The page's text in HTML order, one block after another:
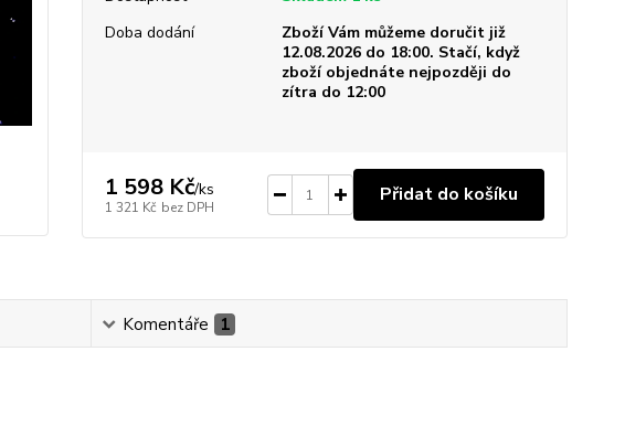
Doba dodání
Zboží Vám můžeme doručit již
12.08.2026 do 18:00. Stačí, když
zboží objednáte nejpozději do
zítra do 12:00
1 598 Kč/ks
1 321 Kč bez DPH
Přidat do košíku
Komentáře 1